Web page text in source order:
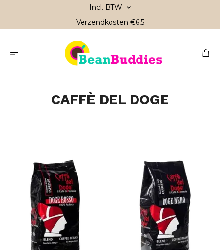
Incl. BTW
Verzendkosten €6,5
CAFFÈ DEL DOGE